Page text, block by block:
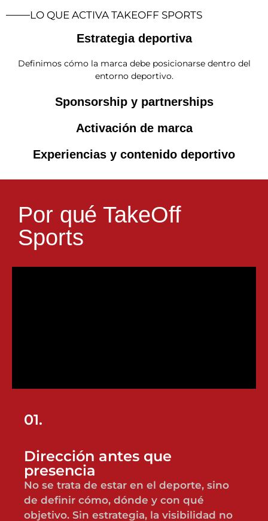
LO QUE ACTIVA TAKEOFF SPORTS
Estrategia deportiva
Definimos cómo la marca debe posicionarse dentro del
entorno deportivo.
Sponsorship y partnerships
Activación de marca
Experiencias y contenido deportivo
Por qué TakeOff
Sports
01.
Dirección antes que
presencia
No se trata de estar en el deporte, sino
de definir cómo, dónde y con qué
objetivo. Sin estrategia, la visibilidad no